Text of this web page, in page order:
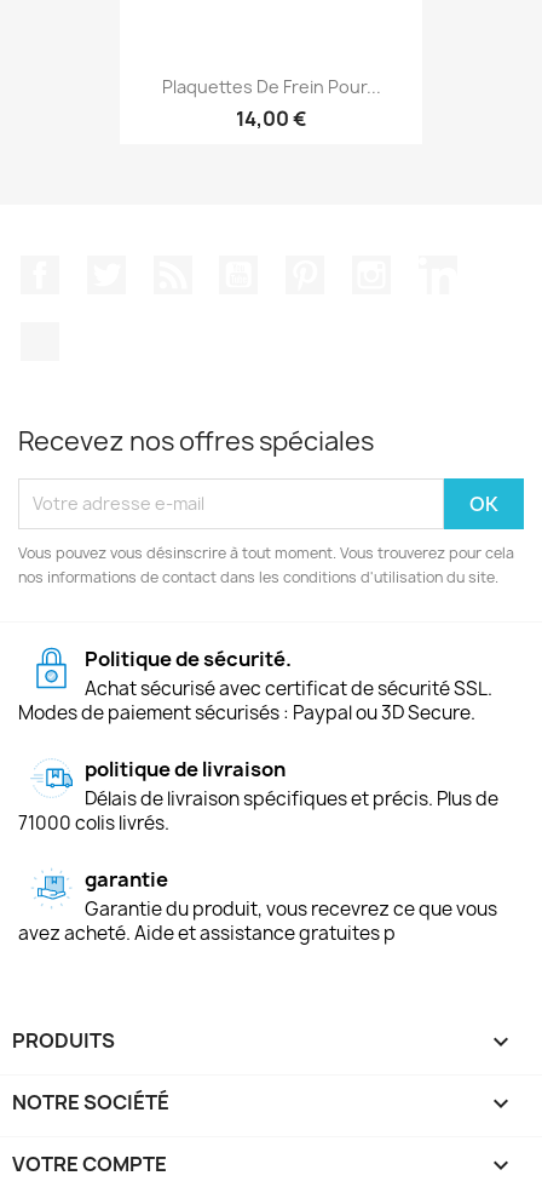
Plaquettes De Frein Pour...
14,00 €
Recevez nos offres spéciales
Vous pouvez vous désinscrire à tout moment. Vous trouverez pour cela
nos informations de contact dans les conditions d'utilisation du site.
Politique de sécurité.
Achat sécurisé avec certificat de sécurité SSL.
Modes de paiement sécurisés : Paypal ou 3D Secure.
politique de livraison
Délais de livraison spécifiques et précis. Plus de
71000 colis livrés.
garantie
Garantie du produit, vous recevrez ce que vous
avez acheté. Aide et assistance gratuites p
PRODUITS 
NOTRE SOCIÉTÉ 
VOTRE COMPTE 